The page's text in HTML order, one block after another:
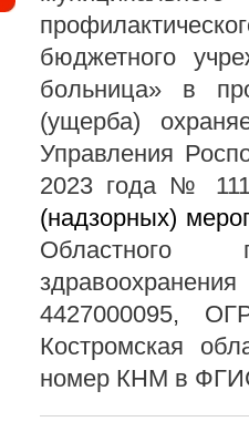
бюджетного
больница» в
(ущерба)
Управления
2023 года №
(надзорных)
Областного
4427000095,
Костромская
номер КНМ в